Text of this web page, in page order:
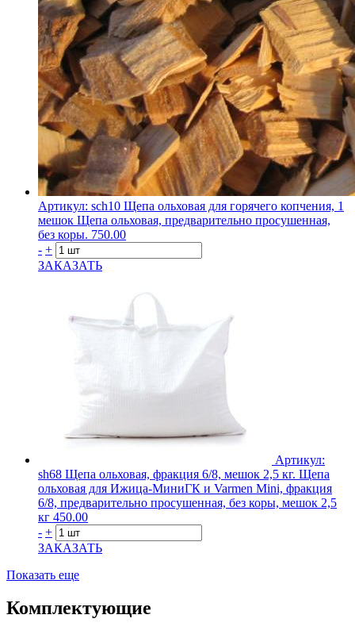
Артикул: sch10 Щепа ольховая для горячего копчения, 1
мешок Щепа ольховая, предварительно просушенная,
без коры. 750.00
- +
ЗАКАЗАТЬ
Артикул:
sh68 Щепа ольховая, фракция 6/8, мешок 2,5 кг. Щепа
ольховая для Ижица-МиниГК и Varmen Mini, фракция
6/8, предварительно просушенная, без коры, мешок 2,5
кг 450.00
- +
ЗАКАЗАТЬ
Показать еще
Комплектующие